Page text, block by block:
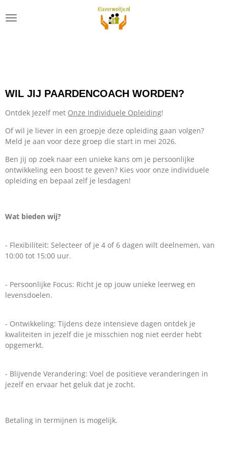
direct
WIL JIJ PAARDENCOACH WORDEN?
Ontdek Jezelf met Onze Individuele Opleiding!
Of wil je liever in een groepje deze opleiding gaan volgen?
Meld je aan voor deze groep die start in mei 2026.
Ben jij op zoek naar een unieke kans om je persoonlijke
ontwikkeling een boost te geven? Kies voor onze individuele
opleiding en bepaal zelf je lesdagen!
Wat bieden wij?
- Flexibiliteit: Selecteer of je 4 of 6 dagen wilt deelnemen, van
10:00 tot 15:00 uur.
- Persoonlijke Focus: Richt je op jouw unieke leerweg en
levensdoelen.
- Ontwikkeling: Tijdens deze intensieve dagen ontdek je
kwaliteiten in jezelf die je misschien nog niet eerder hebt
opgemerkt.
- Blijvende Verandering: Voel de positieve veranderingen in
jezelf en ervaar het geluk dat je zocht.
Betaling in termijnen is mogelijk.